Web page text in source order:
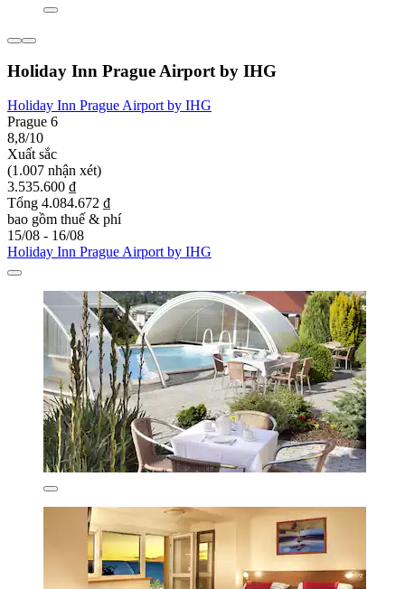
Holiday Inn Prague Airport by IHG
Holiday Inn Prague Airport by IHG
Prague 6
8,8/10
Xuất sắc
(1.007 nhận xét)
3.535.600 ₫
Tổng 4.084.672 ₫
bao gồm thuế & phí
15/08 - 16/08
Holiday Inn Prague Airport by IHG